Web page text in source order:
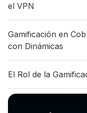
el VPN
Gamificación en
con Dinámicas
El Rol de la